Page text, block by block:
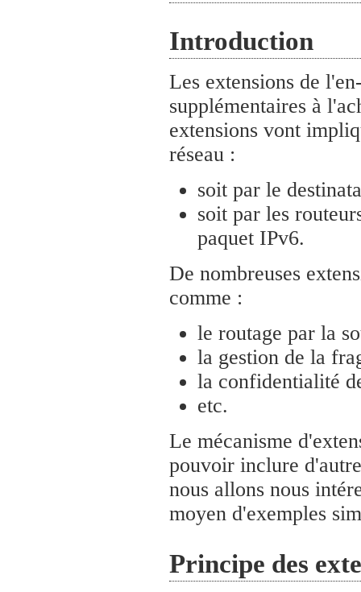
Introduction
Les extensions de
supplémentaires à
extensions vont
réseau :
soit par le
soit par les
paquet IPv6.
De nombreuses
comme :
le routage par la
la gestion de la
la confidentialité
etc.
Le mécanisme
pouvoir inclure
nous allons nous
moyen d'exemples
Principe des